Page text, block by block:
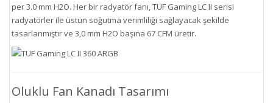
per 3.0 mm H2O. Her bir radyatör fanı, TUF Gaming LC II serisi
radyatörler ile üstün soğutma verimliliği sağlayacak şekilde
tasarlanmıştır ve 3,0 mm H2O başına 67 CFM üretir.
Oluklu Fan Kanadı Tasarımı